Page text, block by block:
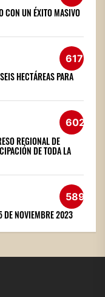
CON UN ÉXITO MASIVO
617
HECTÁREAS PARA
602
REGIONAL DE
DE TODA LA
589
DE NOVIEMBRE 2023